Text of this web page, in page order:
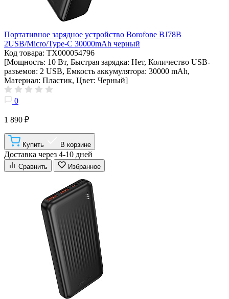
Портативное зарядное устройство Borofone BJ78B
2USB/Micro/Type-C 30000mAh черный
Код товара: ТХ000054796
[Мощность: 10 Вт, Быстрая зарядка: Нет, Количество USB-
разъемов: 2 USB, Емкость аккумулятора: 30000 mAh,
Материал: Пластик, Цвет: Черный]
0
1 890 ₽
Купить В корзине
Доставка через 4-10 дней
Сравнить Избранное